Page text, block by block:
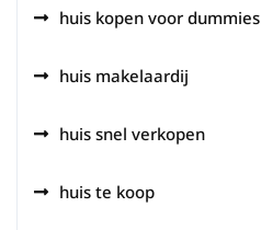
huis kopen voor dummies
huis makelaardij
huis snel verkopen
huis te koop